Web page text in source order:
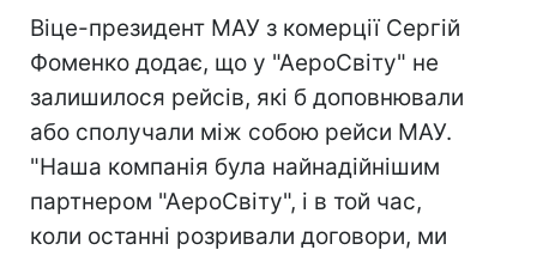
Віце-президент МАУ з комерції Сергій
Фоменко додає, що у "АероСвіту" не
залишилося рейсів, які б доповнювали
або сполучали між собою рейси МАУ.
"Наша компанія була найнадійнішим
партнером "АероСвіту", і в той час,
коли останні розривали договори, ми